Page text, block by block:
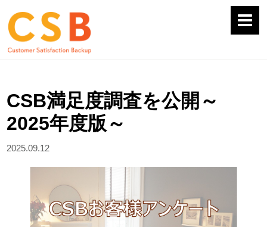
HOME>お役立ちコラム
CSB満足度調査を公開～
2025年度版～
2025.09.12